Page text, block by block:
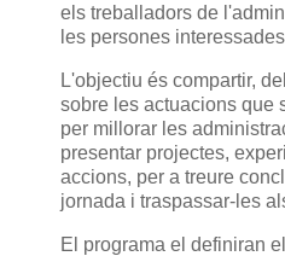
els treballadors de
les persones
L'objectiu és compartir,
sobre les actuacions que
per millorar les
presentar projectes,
accions, per a treure
jornada i traspassar-les
El programa el definiran